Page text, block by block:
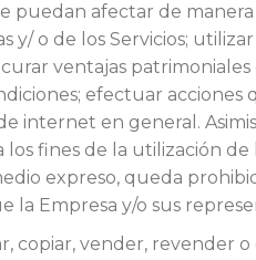
puedan afectar de
y/ o de los Servicios;
ventajas
efectuar
internet en general.
fines de la utilización
expreso, queda
la Empresa y/o sus
copiar, vender, revender